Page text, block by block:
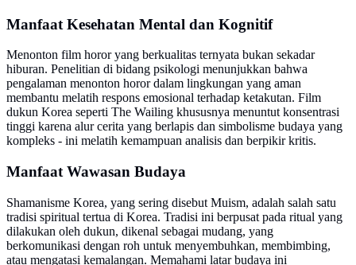
Manfaat Kesehatan Mental dan Kognitif
Menonton film horor yang berkualitas ternyata bukan sekadar
hiburan. Penelitian di bidang psikologi menunjukkan bahwa
pengalaman menonton horor dalam lingkungan yang aman
membantu melatih respons emosional terhadap ketakutan. Film
dukun Korea seperti The Wailing khususnya menuntut konsentrasi
tinggi karena alur cerita yang berlapis dan simbolisme budaya yang
kompleks - ini melatih kemampuan analisis dan berpikir kritis.
Manfaat Wawasan Budaya
Shamanisme Korea, yang sering disebut Muism, adalah salah satu
tradisi spiritual tertua di Korea. Tradisi ini berpusat pada ritual yang
dilakukan oleh dukun, dikenal sebagai mudang, yang
berkomunikasi dengan roh untuk menyembuhkan, membimbing,
atau mengatasi kemalangan. Memahami latar budaya ini